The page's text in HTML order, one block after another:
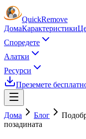
QuickRemove
ДомаКарактеристики
Споредете
Алатки
Ресурси
Преземете
Дома Блог
позадината